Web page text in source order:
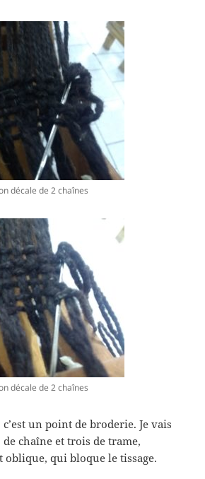
décale de 2 chaînes
décale de 2 chaînes
un point de broderie. Je vais
chaîne et trois de trame,
oblique, qui bloque le tissage.